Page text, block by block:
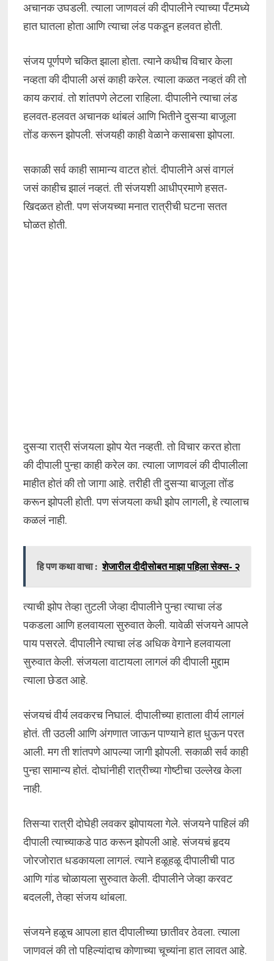
अचानक उघडली. त्याला जाणवलं की दीपालीने त्याच्या पँटमध्ये
हात घातला होता आणि त्याचा लंड पकडून हलवत होती.
संजय पूर्णपणे चकित झाला होता. त्याने कधीच विचार केला
नव्हता की दीपाली असं काही करेल. त्याला कळत नव्हतं की तो
काय करावं. तो शांतपणे लेटला राहिला. दीपालीने त्याचा लंड
हलवत-हलवत अचानक थांबलं आणि भितीने दुसऱ्या बाजूला
तोंड करून झोपली. संजयही काही वेळाने कसाबसा झोपला.
सकाळी सर्व काही सामान्य वाटत होतं. दीपालीने असं वागलं
जसं काहीच झालं नव्हतं. ती संजयशी आधीप्रमाणे हसत-
खिदळत होती. पण संजयच्या मनात रात्रीची घटना सतत
घोळत होती.
दुसऱ्या रात्री संजयला झोप येत नव्हती. तो विचार करत होता
की दीपाली पुन्हा काही करेल का. त्याला जाणवलं की दीपालीला
माहीत होतं की तो जागा आहे. तरीही ती दुसऱ्या बाजूला तोंड
करून झोपली होती. पण संजयला कधी झोप लागली, हे त्यालाच
कळलं नाही.
हि पण कथा वाचा : शेजारील दीदीसोबत माझा पहिला सेक्स- २
त्याची झोप तेव्हा तुटली जेव्हा दीपालीने पुन्हा त्याचा लंड
पकडला आणि हलवायला सुरुवात केली. यावेळी संजयने आपले
पाय पसरले. दीपालीने त्याचा लंड अधिक वेगाने हलवायला
सुरुवात केली. संजयला वाटायला लागलं की दीपाली मुद्दाम
त्याला छेडत आहे.
संजयचं वीर्य लवकरच निघालं. दीपालीच्या हाताला वीर्य लागलं
होतं. ती उठली आणि अंगणात जाऊन पाण्याने हात धुऊन परत
आली. मग ती शांतपणे आपल्या जागी झोपली. सकाळी सर्व काही
पुन्हा सामान्य होतं. दोघांनीही रात्रीच्या गोष्टीचा उल्लेख केला
नाही.
तिसऱ्या रात्री दोघेही लवकर झोपायला गेले. संजयने पाहिलं की
दीपाली त्याच्याकडे पाठ करून झोपली आहे. संजयचं हृदय
जोरजोरात धडकायला लागलं. त्याने हळूहळू दीपालीची पाठ
आणि गांड चोळायला सुरुवात केली. दीपालीने जेव्हा करवट
बदलली, तेव्हा संजय थांबला.
संजयने हळूच आपला हात दीपालीच्या छातीवर ठेवला. त्याला
जाणवलं की तो पहिल्यांदाच कोणाच्या चूच्यांना हात लावत आहे.